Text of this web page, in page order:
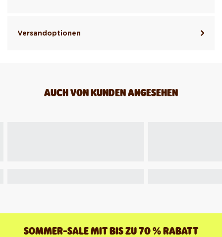
Versandoptionen
AUCH VON KUNDEN ANGESEHEN
SOMMER-SALE MIT BIS ZU 70 % RABATT